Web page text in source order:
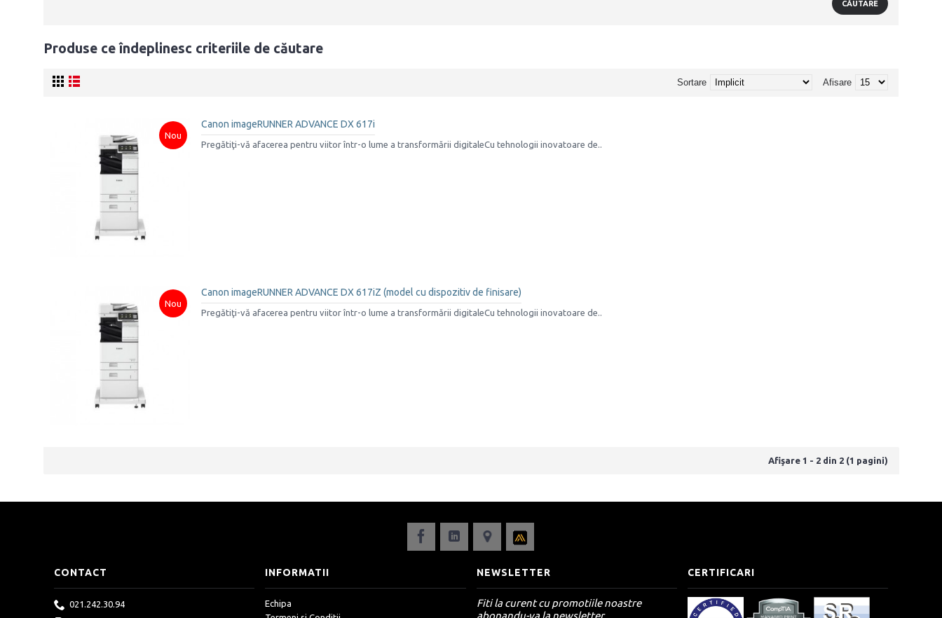
Produse ce îndeplinesc criteriile de căutare
Afisare
Sortare
Nou
Canon imageRUNNER ADVANCE DX 617i
Pregătiţi-vă afacerea pentru viitor într-o lume a transformării digitaleCu tehnologii inovatoare de..
Nou
Canon imageRUNNER ADVANCE DX 617iZ (model cu dispozitiv de finisare)
Pregătiţi-vă afacerea pentru viitor într-o lume a transformării digitaleCu tehnologii inovatoare de..
Afişare 1 - 2 din 2 (1 pagini)
CONTACT
021.242.30.94
INFORMATII
Echipa
NEWSLETTER
Fiti la curent cu promotiile noastre
abonandu-va la newsletter.
CERTIFICARI